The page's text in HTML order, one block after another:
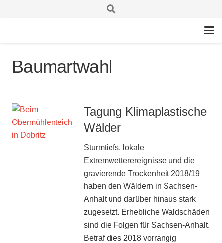
Baumartwahl
Tagung Klimaplastische
Wälder
Sturmtiefs, lokale
Extremwetterereignisse und die
gravierende Trockenheit 2018/19
haben den Wäldern in Sachsen-
Anhalt und darüber hinaus stark
zugesetzt. Erhebliche Waldschäden
sind die Folgen für Sachsen-Anhalt.
Betraf dies 2018 vorrangig